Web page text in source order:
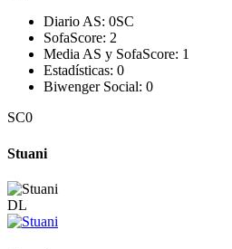
Diario AS: 0SC
SofaScore: 2
Media AS y SofaScore: 1
Estadísticas: 0
Biwenger Social: 0
SC0
Stuani
DL